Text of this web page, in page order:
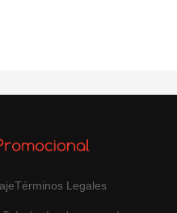
Términos Legales